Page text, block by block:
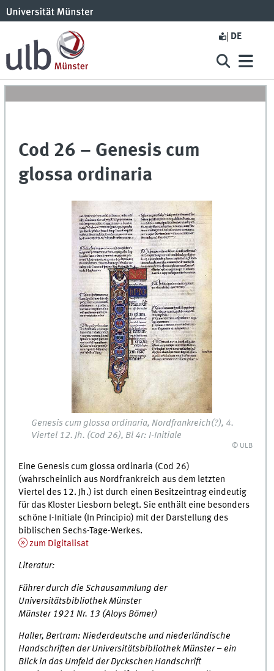
DE
Cod 26 – Genesis cum
glossa ordinaria
Genesis cum glossa ordinaria, Nordfrankreich(?), 4.
Viertel 12. Jh. (Cod 26), Bl 4r: I-Initiale
© ULB
Eine Genesis cum glossa ordinaria (Cod 26)
(wahrscheinlich aus Nordfrankreich aus dem letzten
Viertel des 12. Jh.) ist durch einen Besitzeintrag eindeutig
für das Kloster Liesborn belegt. Sie enthält eine besonders
schöne I-Initiale (In Principio) mit der Darstellung des
biblischen Sechs-Tage-Werkes.
zum Digitalisat
Literatur:
Führer durch die Schausammlung der
Universitätsbibliothek Münster
Münster 1921 Nr. 13 (Aloys Bömer)
Haller, Bertram: Niederdeutsche und niederländische
Handschriften der Universitätsbibliothek Münster – ein
Blick in das Umfeld der Dyckschen Handschrift